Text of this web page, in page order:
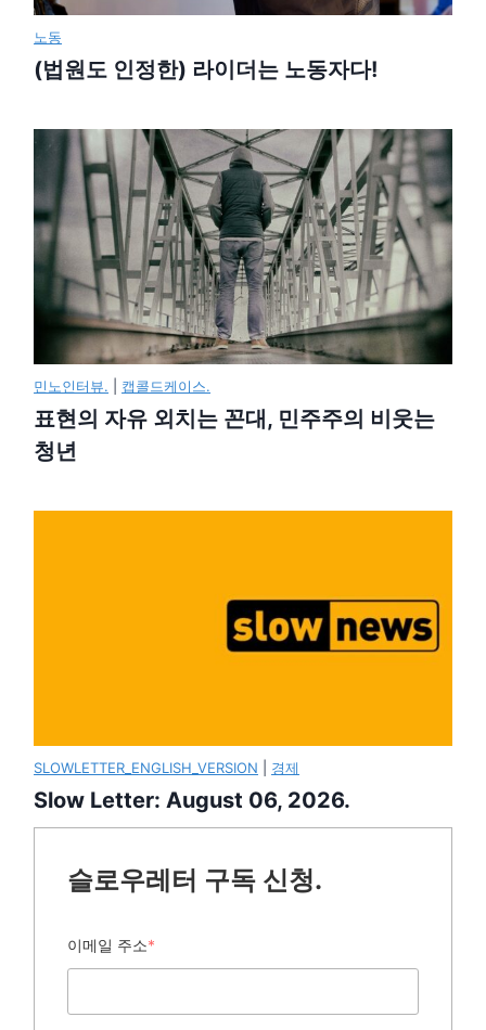
노동
(법원도 인정한) 라이더는 노동자다!
민노인터뷰. 캡콜드케이스.
표현의 자유 외치는 꼰대, 민주주의 비웃는
청년
SLOWLETTER_ENGLISH_VERSION 경제
Slow Letter: August 06, 2026.
슬로우레터 구독 신청.
이메일 주소*